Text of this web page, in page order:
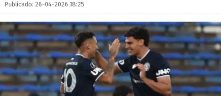
Publicado: 26-04-2026 18:25